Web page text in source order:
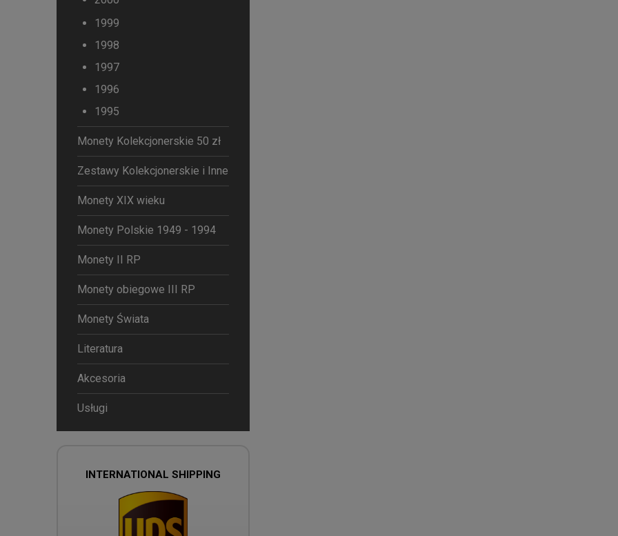
1999
1998
1997
1996
1995
Monety Kolekcjonerskie 50 zł
Zestawy Kolekcjonerskie i Inne
Monety XIX wieku
Monety Polskie 1949 - 1994
Monety II RP
Monety obiegowe III RP
Monety Świata
Literatura
Akcesoria
Usługi
INTERNATIONAL SHIPPING